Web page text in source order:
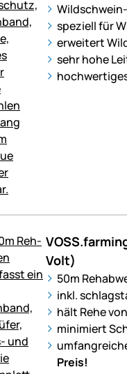
speziell für
erweitert
sehr hohe
Volt)
50m
inkl.
hält Rehe
minimiert
Preis!